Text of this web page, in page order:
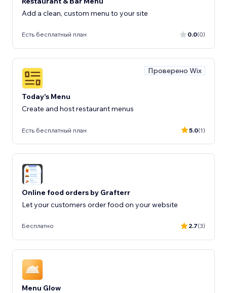
Add a clean, custom menu to your site
Есть бесплатный план 0.0(0)
Проверено Wix
Today's Menu
Create and host restaurant menus
Есть бесплатный план 5.0(1)
Online food orders by Grafterr
Let your customers order food on your website
Бесплатно 2.7(3)
Menu Glow